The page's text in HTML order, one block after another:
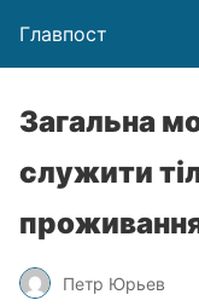
Главпост
Загальна
служити
Петр Юрьев